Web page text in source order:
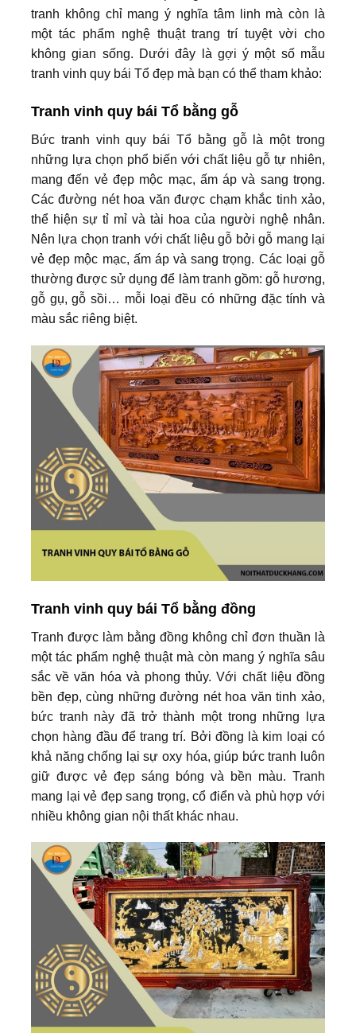
tranh không chỉ mang ý nghĩa tâm linh mà còn là
một tác phẩm nghệ thuật trang trí tuyệt vời cho
không gian sống. Dưới đây là gợi ý một số mẫu
tranh vinh quy bái Tổ đẹp mà bạn có thể tham khảo:
Tranh vinh quy bái Tổ bằng gỗ
Bức tranh vinh quy bái Tổ bằng gỗ là một trong
những lựa chọn phổ biến với chất liệu gỗ tự nhiên,
mang đến vẻ đẹp mộc mạc, ấm áp và sang trọng.
Các đường nét hoa văn được chạm khắc tinh xảo,
thể hiện sự tỉ mỉ và tài hoa của người nghệ nhân.
Nên lựa chọn tranh với chất liệu gỗ bởi gỗ mang lại
vẻ đẹp mộc mạc, ấm áp và sang trọng. Các loại gỗ
thường được sử dụng để làm tranh gồm: gỗ hương,
gỗ gụ, gỗ sồi… mỗi loại đều có những đặc tính và
màu sắc riêng biệt.
Tranh vinh quy bái Tổ bằng đồng
Tranh được làm bằng đồng không chỉ đơn thuần là
một tác phẩm nghệ thuật mà còn mang ý nghĩa sâu
sắc về văn hóa và phong thủy. Với chất liệu đồng
bền đẹp, cùng những đường nét hoa văn tinh xảo,
bức tranh này đã trở thành một trong những lựa
chọn hàng đầu để trang trí. Bởi đồng là kim loại có
khả năng chống lại sự oxy hóa, giúp bức tranh luôn
giữ được vẻ đẹp sáng bóng và bền màu. Tranh
mang lại vẻ đẹp sang trọng, cổ điển và phù hợp với
nhiều không gian nội thất khác nhau.